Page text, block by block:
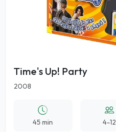
Time's Up! Party
2008
45 min 4-12